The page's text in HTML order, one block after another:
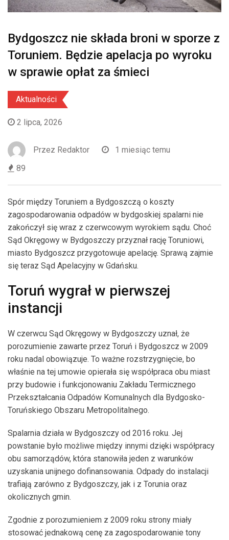
Bydgoszcz nie składa broni w sporze z
Toruniem. Będzie apelacja po wyroku
w sprawie opłat za śmieci
Aktualności
2 lipca, 2026
Przez Redaktor
1 miesiąc temu
89
Spór między Toruniem a Bydgoszczą o koszty
zagospodarowania odpadów w bydgoskiej spalarni nie
zakończył się wraz z czerwcowym wyrokiem sądu. Choć
Sąd Okręgowy w Bydgoszczy przyznał rację Toruniowi,
miasto Bydgoszcz przygotowuje apelację. Sprawą zajmie
się teraz Sąd Apelacyjny w Gdańsku.
Toruń wygrał w pierwszej
instancji
W czerwcu Sąd Okręgowy w Bydgoszczy uznał, że
porozumienie zawarte przez Toruń i Bydgoszcz w 2009
roku nadal obowiązuje. To ważne rozstrzygnięcie, bo
właśnie na tej umowie opierała się współpraca obu miast
przy budowie i funkcjonowaniu Zakładu Termicznego
Przekształcania Odpadów Komunalnych dla Bydgosko-
Toruńskiego Obszaru Metropolitalnego.
Spalarnia działa w Bydgoszczy od 2016 roku. Jej
powstanie było możliwe między innymi dzięki współpracy
obu samorządów, która stanowiła jeden z warunków
uzyskania unijnego dofinansowania. Odpady do instalacji
trafiają zarówno z Bydgoszczy, jak i z Torunia oraz
okolicznych gmin.
Zgodnie z porozumieniem z 2009 roku strony miały
stosować jednakową cenę za zagospodarowanie tony